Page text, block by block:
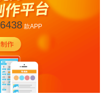
款APP